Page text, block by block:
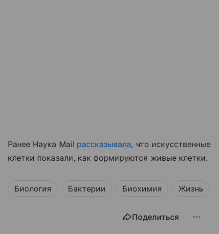
Ранее Наука Mail рассказывала, что искусственные
клетки показали, как формируются живые клетки.
Биология Бактерии Биохимия Жизнь
Поделиться